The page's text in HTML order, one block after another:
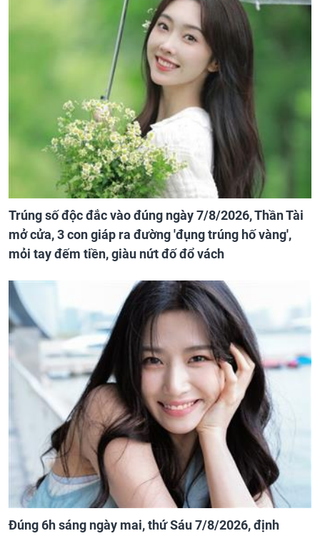
Trúng số độc đắc vào đúng ngày 7/8/2026, Thần Tài
mở cửa, 3 con giáp ra đường 'đụng trúng hố vàng',
mỏi tay đếm tiền, giàu nứt đố đổ vách
Đúng 6h sáng ngày mai, thứ Sáu 7/8/2026, định